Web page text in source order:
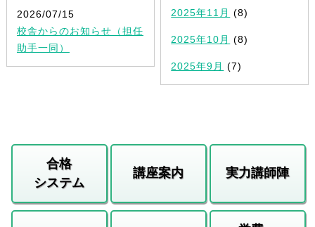
2026/07/15
校舎からのお知らせ（担任
助手一同）
2025年11月 (8)
2025年10月 (8)
2025年9月 (7)
合格
システム
講座案内 実力講師陣